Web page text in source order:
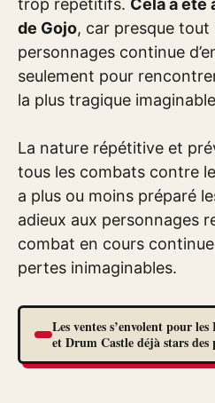
trop répétitifs. Cela a été
de Gojo, car presque
personnages continue
seulement pour
la plus tragique
La nature répétitive et
tous les combats contre
a plus ou moins préparé
adieux aux personnages
combat en cours
pertes inimaginables.
Les ventes s’envolent pour
et Drum Castle déjà stars des